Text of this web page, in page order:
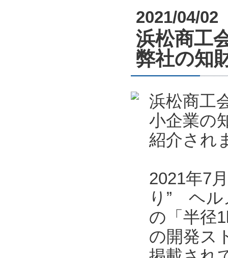
2021/04/02
浜松商工
弊社の知
浜松商工
小企業の
紹介され
2021年7
り” ヘル
の「半径
の開発ス